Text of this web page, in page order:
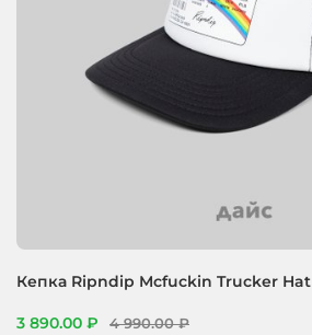
Кепка Ripndip Mcfuckin Trucker Hat
3 890.00 ₽ 4 990.00 ₽